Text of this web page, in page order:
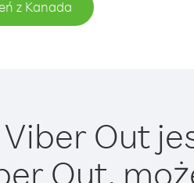
z Kanada
Out
Out,